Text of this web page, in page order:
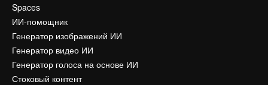
Spaces
ИИ-помощник
Генератор изображений ИИ
Генератор видео ИИ
Генератор голоса на основе ИИ
Стоковый контент